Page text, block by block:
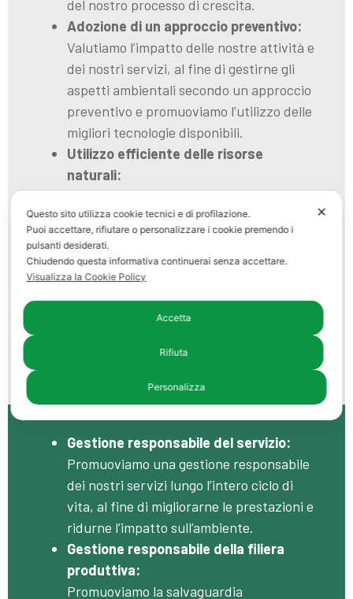
del nostro processo di crescita.
Adozione di un approccio preventivo:
Valutiamo l’impatto delle nostre attività e
dei nostri servizi, al fine di gestirne gli
aspetti ambientali secondo un approccio
preventivo e promuoviamo l’utilizzo delle
migliori tecnologie disponibili.
Utilizzo efficiente delle risorse
naturali:
Promuoviamo l’uso efficiente delle risorse
naturali, con particolare attenzione alla
gestione razionale delle risorse idriche ed
energetiche.
Centralità di tecnologie innovative:
Investiamo in ricerca, sviluppo e
innovazione, al fine di sviluppare
processi, prodotti e servizi a sempre
Gestione responsabile del servizio:
Promuoviamo una gestione responsabile
dei nostri servizi lungo l’intero ciclo di
vita, al fine di migliorarne le prestazioni e
ridurne l’impatto sull’ambiente.
Gestione responsabile della filiera
produttiva:
Promuoviamo la salvaguardia
✕
Questo sito utilizza cookie tecnici e di profilazione.
Puoi accettare, rifiutare o personalizzare i cookie premendo i
pulsanti desiderati.
Chiudendo questa informativa continuerai senza accettare.
Visualizza la Cookie Policy
Accetta
Rifiuta
Personalizza